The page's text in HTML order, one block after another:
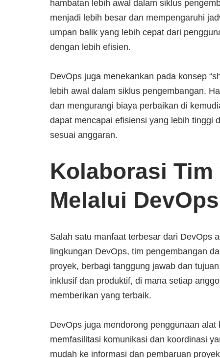
hambatan lebih awal dalam siklus
menjadi lebih besar dan mempengaruhi
umpan balik yang lebih cepat dari
dengan lebih efisien.
DevOps juga menekankan pada konsep
lebih awal dalam siklus pengembangan.
dan mengurangi biaya perbaikan di
dapat mencapai efisiensi yang lebih tinggi
sesuai anggaran.
Kolaborasi
Melalui DevOps
Salah satu manfaat terbesar dari DevOps
lingkungan DevOps, tim pengembangan
proyek, berbagi tanggung jawab dan
inklusif dan produktif, di mana setiap
memberikan yang terbaik.
DevOps juga mendorong penggunaan
memfasilitasi komunikasi dan koordinasi
mudah ke informasi dan pembaruan